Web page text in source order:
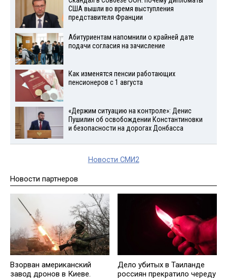
США вышли во время выступления
представителя Франции
Абитуриентам напомнили о крайней дате
подачи согласия на зачисление
Как изменятся пенсии работающих
пенсионеров с 1 августа
«Держим ситуацию на контроле»: Денис
Пушилин об освобождении Константиновки
и безопасности на дорогах Донбасса
Новости СМИ2
Новости партнеров
Взорван американский
завод дронов в Киеве.
Дело убитых в Таиланде
россиян прекратило череду